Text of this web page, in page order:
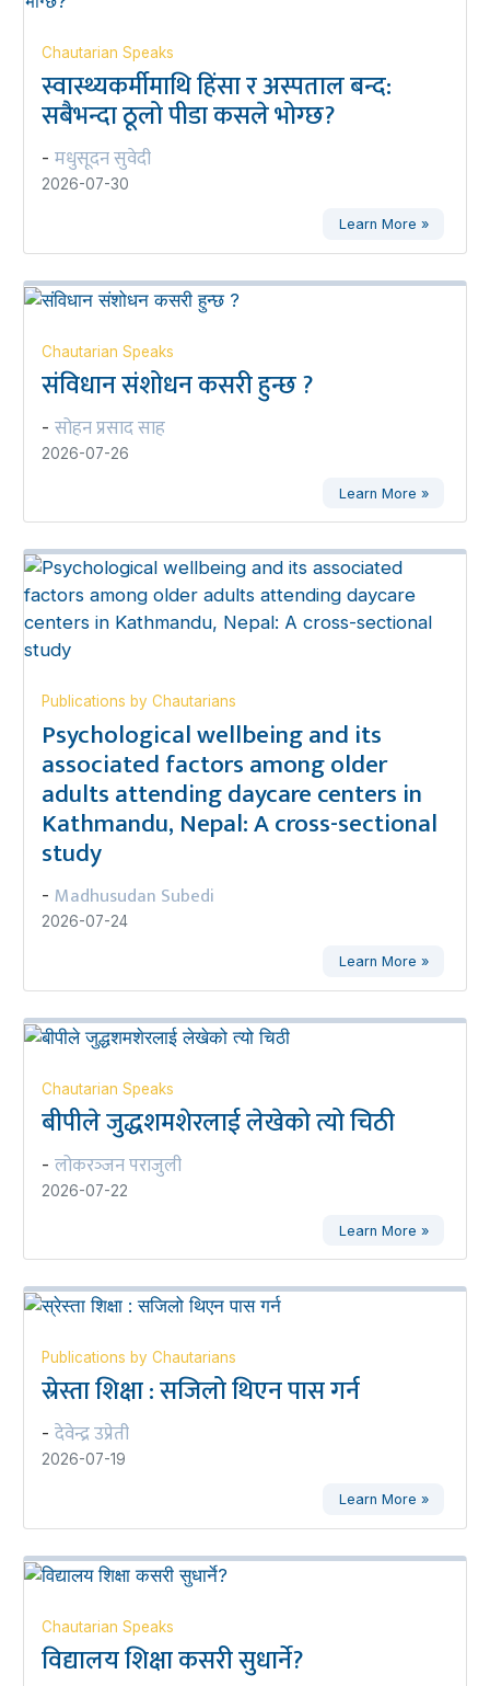
Chautarian Speaks
स्वास्थ्यकर्मीमाथि हिंसा र अस्पताल बन्द:
सबैभन्दा ठूलो पीडा कसले भोग्छ?
- मधुसूदन सुवेदी
2026-07-30
Learn More »
Chautarian Speaks
संविधान संशोधन कसरी हुन्छ ?
- सोहन प्रसाद साह
2026-07-26
Learn More »
Publications by Chautarians
Psychological wellbeing and its
associated factors among older
adults attending daycare centers in
Kathmandu, Nepal: A cross-sectional
study
- Madhusudan Subedi
2026-07-24
Learn More »
Chautarian Speaks
बीपीले जुद्धशमशेरलाई लेखेको त्यो चिठी
- लोकरञ्‍जन पराजुली
2026-07-22
Learn More »
Publications by Chautarians
स्रेस्ता शिक्षा : सजिलो थिएन पास गर्न
- देवेन्द्र उप्रेती
2026-07-19
Learn More »
Chautarian Speaks
विद्यालय शिक्षा कसरी सुधार्ने?